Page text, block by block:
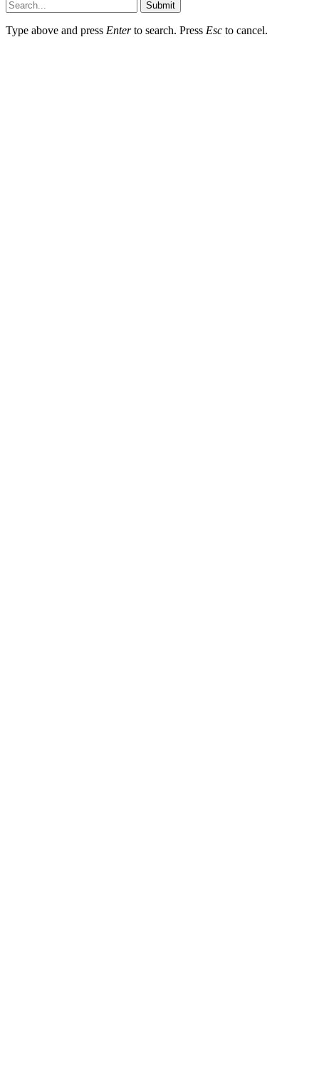
Submit
Type above and press Enterto search. Press Esc to cancel.